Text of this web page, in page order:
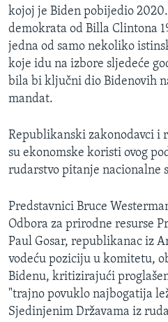
kojoj je Biden pobijedio
demokrata od Billa Clintona
jedna od samo nekoliko
koje idu na izbore sljedeće
bila bi ključni dio Bidenovih
mandat.
Republikanski zakonodavci
su ekonomske koristi ovog
rudarstvo pitanje nacionalne
Predstavnici Bruce
Odbora za prirodne resurse
Paul Gosar, republikanac iz
vodeću poziciju u komitetu,
Bidenu, kritizirajući
"trajno povuklo najbogatija
Sjedinjenim Državama iz